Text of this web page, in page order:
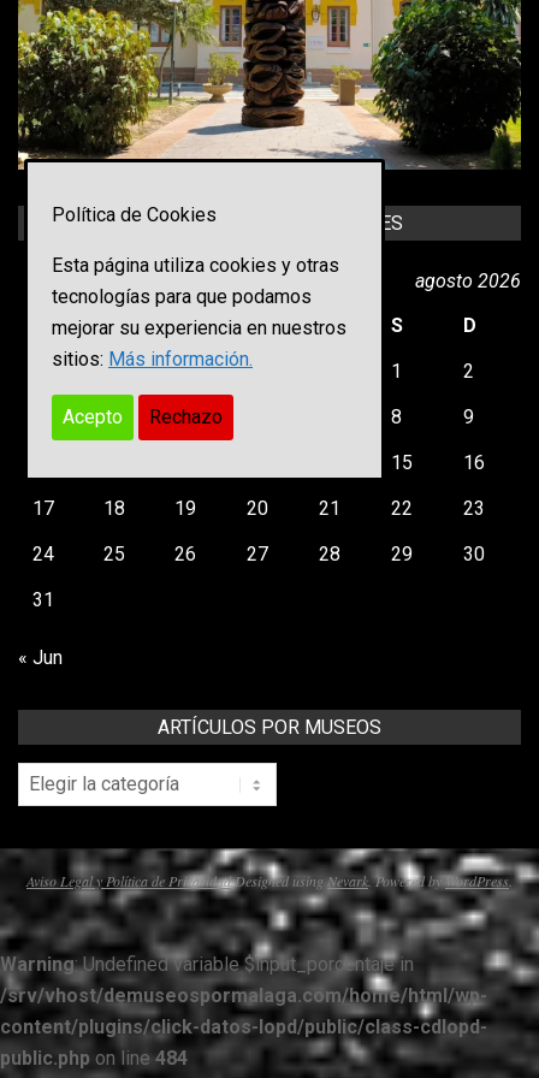
#MásCultura
#MásMuseos
#MásMVCA
3 4 Twitter
CALENDARIO PUBLICACIONES
agosto 2026
M X J V S
D
1
2
4 5 8
9
15
16
17
18 19 20 21 22
23
24
25 26 27 28 29
30
31
« Jun
ARTÍCULOS POR MUSEOS
Artículos
por
Aviso Legal y Política de PrivacidadDesigned usingNevark. Powered byWordPress.
Warning: Undefined variable $input_porcentaje in
/srv/vhost/demuseospormalaga.com/home/html/wp-
content/plugins/click-datos-lopd/public/class-cdlopd-
public.php on line 484
Política de Cookies
Esta página utiliza cookies y otras
tecnologías para que podamos
mejorar su experiencia en nuestros
sitios: Más información.
Acepto Rechazo